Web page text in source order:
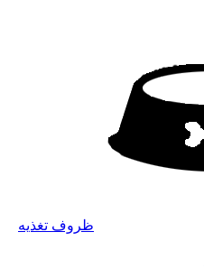
ظروف تغذیه